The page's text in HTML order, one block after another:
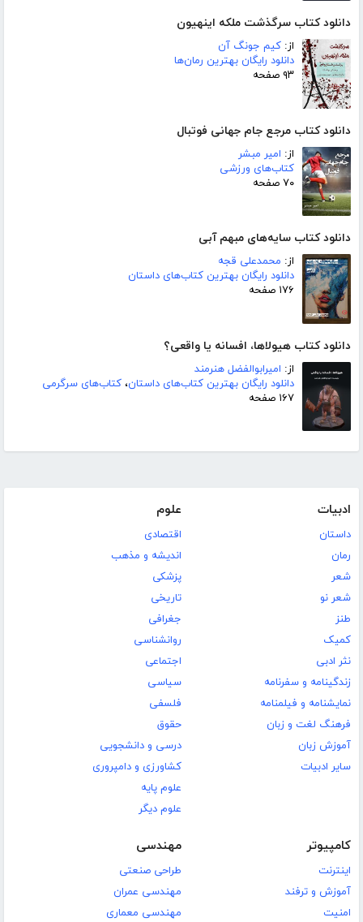
دانلود کتاب سرگذشت ملکه اینهیون
از: کیم جونگ آن
دانلود رایگان بهترین رمان‌ها
۹۳ صفحه
دانلود کتاب مرجع جام جهانی فوتبال
از: امیر مبشر
کتاب‌های ورزشی
۷۰ صفحه
دانلود کتاب سایه‌های مبهم آبی
از: محمدعلی قجه
دانلود رایگان بهترین کتاب‌های داستان
۱۷۶ صفحه
دانلود کتاب هیولاها، افسانه یا واقعی؟
از: امیرابوالفضل هنرمند
دانلود رایگان بهترین کتاب‌های داستان، کتاب‌های سرگرمی
۱۶۷ صفحه
ادبیات
داستان
رمان
شعر
شعر نو
طنز
کمیک
نثر ادبی
زندگینامه و سفرنامه
نمایشنامه و فیلمنامه
فرهنگ لغت و زبان
آموزش زبان
سایر ادبیات
علوم
اقتصادی
اندیشه و مذهب
پزشکی
تاریخی
جغرافی
روانشناسی
اجتماعی
سیاسی
فلسفی
حقوق
درسی و دانشجویی
کشاورزی و دامپروری
علوم پایه
علوم دیگر
کامپیوتر
اینترنت
آموزش و ترفند
امنیت
مهندسی
طراحی صنعتی
مهندسی عمران
مهندسی معماری